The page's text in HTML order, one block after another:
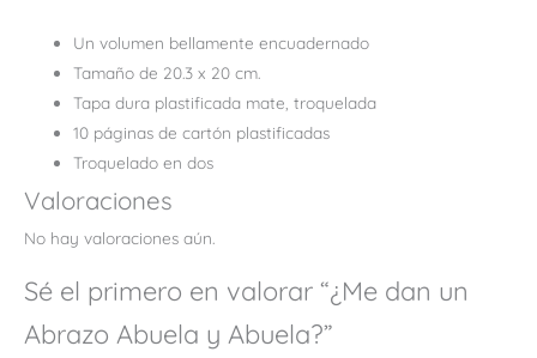
Un volumen bellamente encuadernado
Tamaño de 20.3 x 20 cm.
Tapa dura plastificada mate, troquelada
10 páginas de cartón plastificadas
Troquelado en dos
Valoraciones
No hay valoraciones aún.
Sé el primero en valorar “¿Me dan un
Abrazo Abuela y Abuela?”